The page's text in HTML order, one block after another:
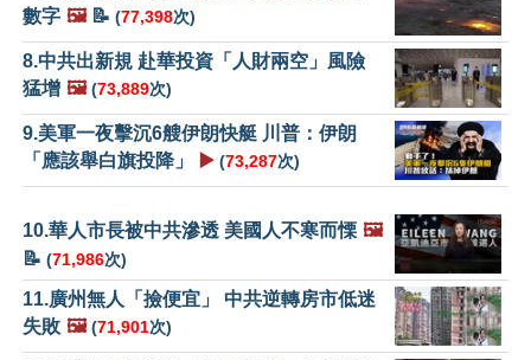
數字 🖼️📝 (77,398次)
8.中共出新規 赴華投資「人財兩空」風險
猛增 🖼️ (73,889次)
9.美軍一夜擊沉6艘伊朗快艇 川普：伊朗
「應該舉白旗投降」
▶️ (73,287次)
10.華人市長被中共滲透 美國人不寒而慄 🖼️
📝 (71,986次)
11.廣州無人「撿便宜」 中共逆轉房市低迷
失敗 🖼️ (71,901次)